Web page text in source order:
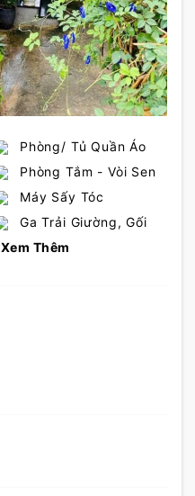
Phòng/ Tủ Quần Áo
Phòng Tắm - Vòi Sen
Máy Sấy Tóc
Ga Trải Giường, Gối
Xem Thêm